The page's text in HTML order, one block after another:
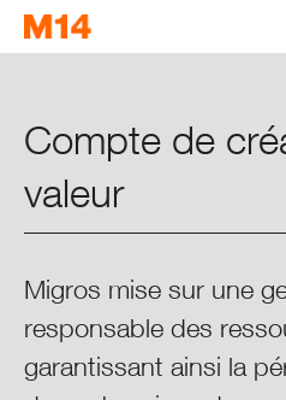
Vivre
Rapport
Vue
Compte de
valeur
Migros mise sur une
responsable des
garantissant ainsi la